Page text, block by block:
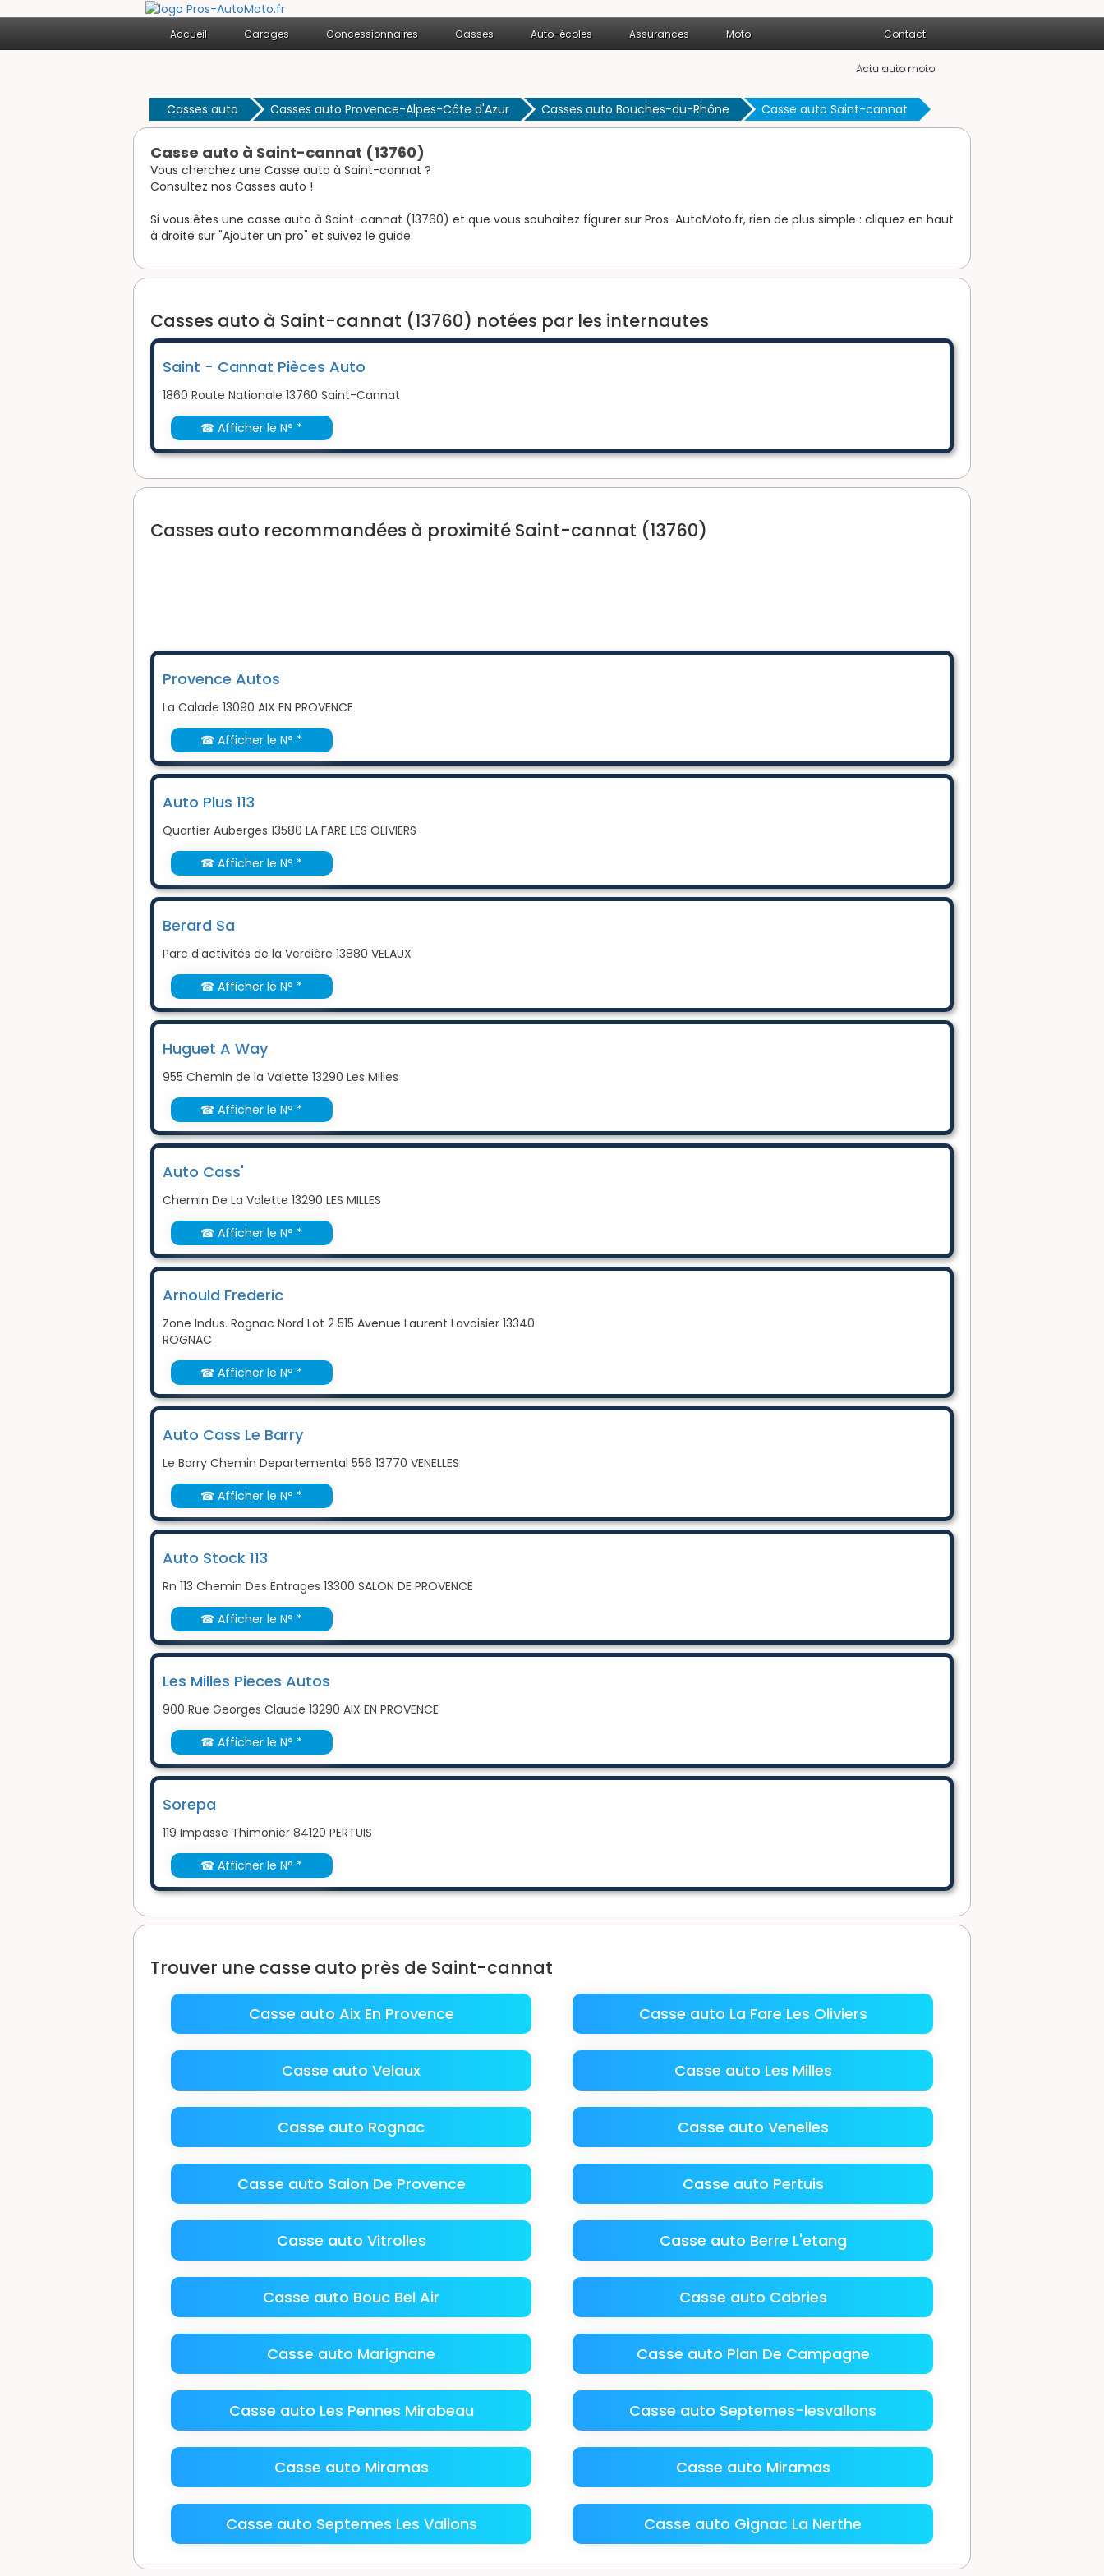
Accueil Garages Concessionnaires Casses Auto-écoles Assurances Moto Contact
Actu auto moto
Casses auto Casses auto Provence-Alpes-Côte d'Azur Casses auto Bouches-du-Rhône Casse auto Saint-cannat
Casse auto à Saint-cannat (13760)
Vous cherchez une Casse auto à Saint-cannat ?
Consultez nos Casses auto !
Si vous êtes une casse auto à Saint-cannat (13760) et que vous souhaitez figurer sur Pros-AutoMoto.fr, rien de plus simple : cliquez en haut
à droite sur "Ajouter un pro" et suivez le guide.
Casses auto à Saint-cannat (13760) notées par les internautes
Saint - Cannat Pièces Auto
1860 Route Nationale 13760 Saint-Cannat
☎ Afficher le N° *
Casses auto recommandées à proximité Saint-cannat (13760)
Provence Autos
La Calade 13090 AIX EN PROVENCE
☎ Afficher le N° *
Auto Plus 113
Quartier Auberges 13580 LA FARE LES OLIVIERS
☎ Afficher le N° *
Berard Sa
Parc d'activités de la Verdière 13880 VELAUX
☎ Afficher le N° *
Huguet A Way
955 Chemin de la Valette 13290 Les Milles
☎ Afficher le N° *
Auto Cass'
Chemin De La Valette 13290 LES MILLES
☎ Afficher le N° *
Arnould Frederic
Zone Indus. Rognac Nord Lot 2 515 Avenue Laurent Lavoisier 13340
ROGNAC
☎ Afficher le N° *
Auto Cass Le Barry
Le Barry Chemin Departemental 556 13770 VENELLES
☎ Afficher le N° *
Auto Stock 113
Rn 113 Chemin Des Entrages 13300 SALON DE PROVENCE
☎ Afficher le N° *
Les Milles Pieces Autos
900 Rue Georges Claude 13290 AIX EN PROVENCE
☎ Afficher le N° *
Sorepa
119 Impasse Thimonier 84120 PERTUIS
☎ Afficher le N° *
Trouver une casse auto près de Saint-cannat
Casse auto Aix En Provence Casse auto La Fare Les Oliviers
Casse auto Velaux Casse auto Les Milles
Casse auto Rognac Casse auto Venelles
Casse auto Salon De Provence Casse auto Pertuis
Casse auto Vitrolles Casse auto Berre L'etang
Casse auto Bouc Bel Air Casse auto Cabries
Casse auto Marignane Casse auto Plan De Campagne
Casse auto Les Pennes Mirabeau Casse auto Septemes-lesvallons
Casse auto Miramas Casse auto Miramas
Casse auto Septemes Les Vallons Casse auto Gignac La Nerthe